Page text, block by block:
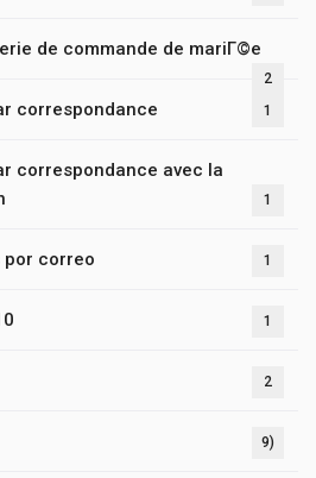
de commande de mariГ©e
2
correspondance 1
correspondance avec la
1
por correo 1
1
2
9)